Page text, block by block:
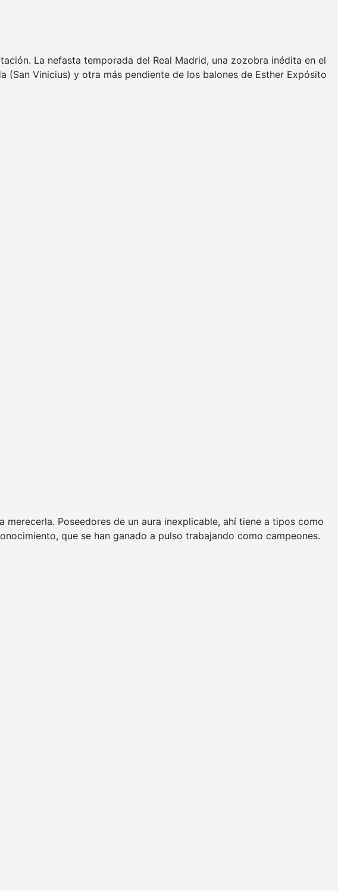
La nefasta temporada del Real Madrid, una zozobra inédita en el
(San Vinicius) y otra más pendiente de los balones de Esther Expósito
Poseedores de un aura inexplicable, ahí tiene a tipos como
que se han ganado a pulso trabajando como campeones.